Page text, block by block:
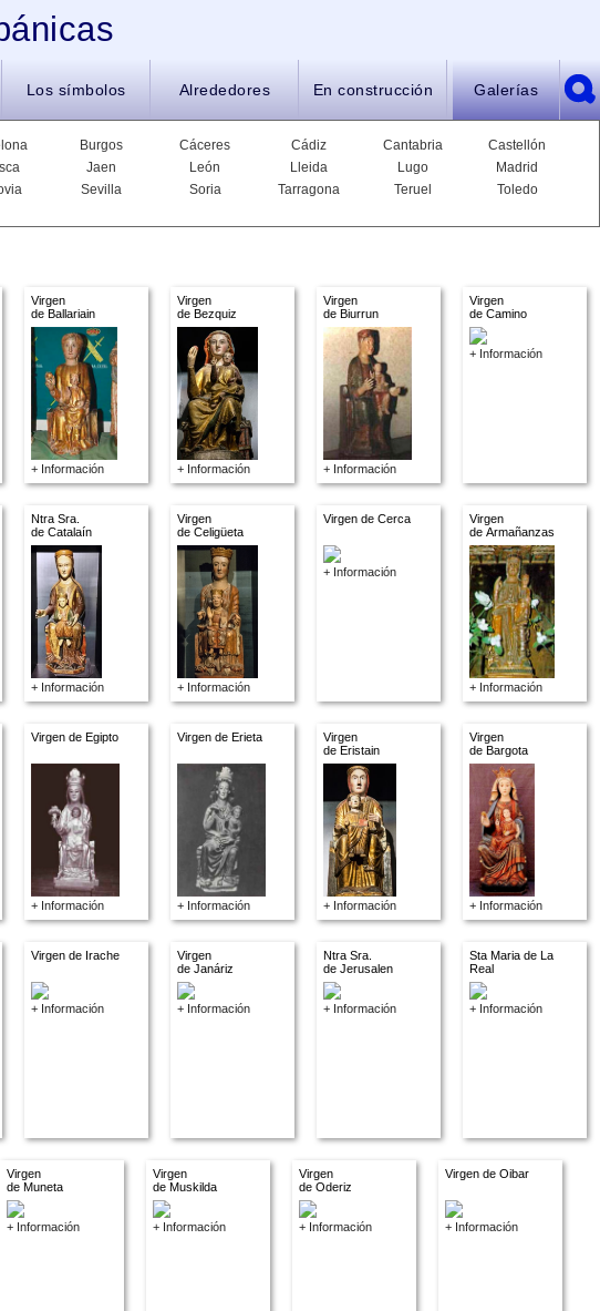
Los símbolos Alrededores En construcción Galerías
Burgos Cáceres Cádiz Cantabria
Castellón
Jaen León Lleida Lugo
Madrid
Sevilla Soria Tarragona Teruel
Toledo
Virgen
de Ballariain
+ Información
Virgen
de Bezquiz
+ Información
Virgen
de Biurrun
+ Información
Virgen
de Camino
+ Información
Ntra Sra.
de Catalaín
+ Información
Virgen
de Celigüeta
+ Información
Virgen de Cerca
+ Información
Virgen
de Armañanzas
+ Información
Virgen de Egipto
+ Información
Virgen de Erieta
+ Información
Virgen
de Eristain
+ Información
Virgen
de Bargota
+ Información
Virgen de Irache
+ Información
Virgen
de Janáriz
+ Información
Ntra Sra.
de Jerusalen
+ Información
Sta Maria de La
Real
+ Información
Virgen
de Muneta
+ Información
Virgen
de Muskilda
+ Información
Virgen
de Oderiz
+ Información
Virgen de Oibar
+ Información